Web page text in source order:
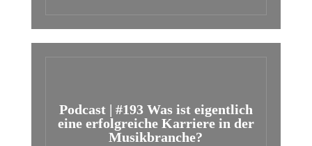
Podcast | #193 Was ist eigentlich
eine erfolgreiche Karriere in der
Musikbranche?